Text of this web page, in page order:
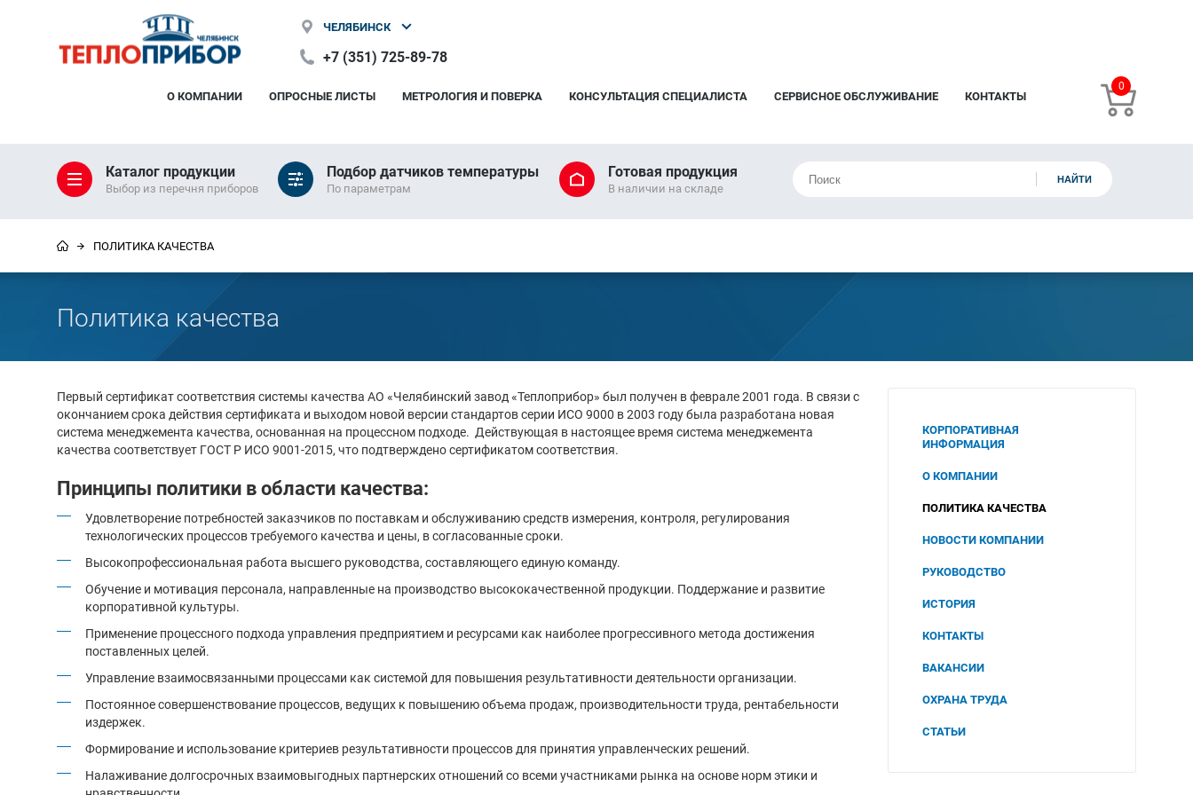
ЧЕЛЯБИНСК
+7 (351) 725-89-78
О КОМПАНИИ ОПРОСНЫЕ ЛИСТЫ МЕТРОЛОГИЯ И ПОВЕРКА КОНСУЛЬТАЦИЯ СПЕЦИАЛИСТА СЕРВИСНОЕ ОБСЛУЖИВАНИЕ КОНТАКТЫ
0
Каталог продукции
Выбор из перечня приборов
Подбор датчиков температуры
По параметрам
Готовая продукция
В наличии на складе
ПОЛИТИКА КАЧЕСТВА
Политика качества
Первый сертификат соответствия системы качества АО «Челябинский завод «Теплоприбор» был получен в феврале 2001 года. В связи с
окончанием срока действия сертификата и выходом новой версии стандартов серии ИСО 9000 в 2003 году была разработана новая
система менеджемента качества, основанная на процессном подходе. Действующая в настоящее время система менеджемента
качества соответствует ГОСТ Р ИСО 9001-2015, что подтверждено сертификатом соответствия.
Принципы политики в области качества:
Удовлетворение потребностей заказчиков по поставкам и обслуживанию средств измерения, контроля, регулирования
технологических процессов требуемого качества и цены, в согласованные сроки.
Высокопрофессиональная работа высшего руководства, составляющего единую команду.
Обучение и мотивация персонала, направленные на производство высококачественной продукции. Поддержание и развитие
корпоративной культуры.
Применение процессного подхода управления предприятием и ресурсами как наиболее прогрессивного метода достижения
поставленных целей.
Управление взаимосвязанными процессами как системой для повышения результативности деятельности организации.
Постоянное совершенствование процессов, ведущих к повышению объема продаж, производительности труда, рентабельности
издержек.
Формирование и использование критериев результативности процессов для принятия управленческих решений.
Налаживание долгосрочных взаимовыгодных партнерских отношений со всеми участниками рынка на основе норм этики и
КОРПОРАТИВНАЯ
ИНФОРМАЦИЯ
О КОМПАНИИ
ПОЛИТИКА КАЧЕСТВА
НОВОСТИ КОМПАНИИ
РУКОВОДСТВО
ИСТОРИЯ
КОНТАКТЫ
ВАКАНСИИ
ОХРАНА ТРУДА
2024
ОХРАНЫ ТРУДА И
СТАТЬИ